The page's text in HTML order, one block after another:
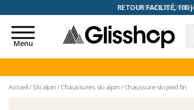
RETOUR FACILITÉ,
Toggle
navigation
Menu
Accueil/Ski alpin/Chaussures ski alpin/Chaussure ski pied fin